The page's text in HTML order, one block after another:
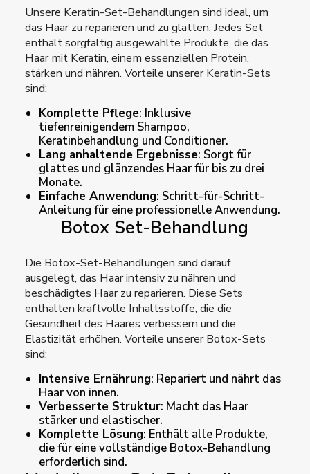
Unsere Keratin-Set-Behandlungen sind ideal, um
das Haar zu reparieren und zu glätten. Jedes Set
enthält sorgfältig ausgewählte Produkte, die das
Haar mit Keratin, einem essenziellen Protein,
stärken und nähren. Vorteile unserer Keratin-Sets
sind:
Komplette Pflege: Inklusive
tiefenreinigendem Shampoo,
Keratinbehandlung und Conditioner.
Lang anhaltende Ergebnisse: Sorgt für
glattes und glänzendes Haar für bis zu drei
Monate.
Einfache Anwendung: Schritt-für-Schritt-
Anleitung für eine professionelle Anwendung.
Botox Set-Behandlung
Die Botox-Set-Behandlungen sind darauf
ausgelegt, das Haar intensiv zu nähren und
beschädigtes Haar zu reparieren. Diese Sets
enthalten kraftvolle Inhaltsstoffe, die die
Gesundheit des Haares verbessern und die
Elastizität erhöhen. Vorteile unserer Botox-Sets
sind:
Intensive Ernährung: Repariert und nährt das
Haar von innen.
Verbesserte Struktur: Macht das Haar
stärker und elastischer.
Komplette Lösung: Enthält alle Produkte,
die für eine vollständige Botox-Behandlung
erforderlich sind.